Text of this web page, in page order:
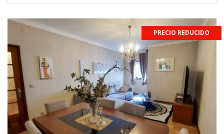
PRECIO REDUCIDO